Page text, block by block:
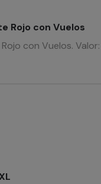
Rojo con Vuelos
con Vuelos.